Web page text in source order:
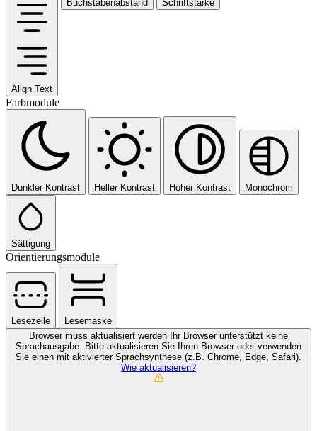
Align Text
Buchstabenabstand Schriftstärke
Farbmodule
Dunkler Kontrast Heller Kontrast Hoher Kontrast Monochrom
Sättigung
Orientierungsmodule
Lesezeile
Lesemaske
Browser muss aktualisiert werden
Ihr Browser unterstützt keine
Sprachausgabe. Bitte aktualisieren Sie Ihren Browser oder verwenden
Sie einen mit aktivierter Sprachsynthese (z.B. Chrome, Edge, Safari).
Wie aktualisieren?